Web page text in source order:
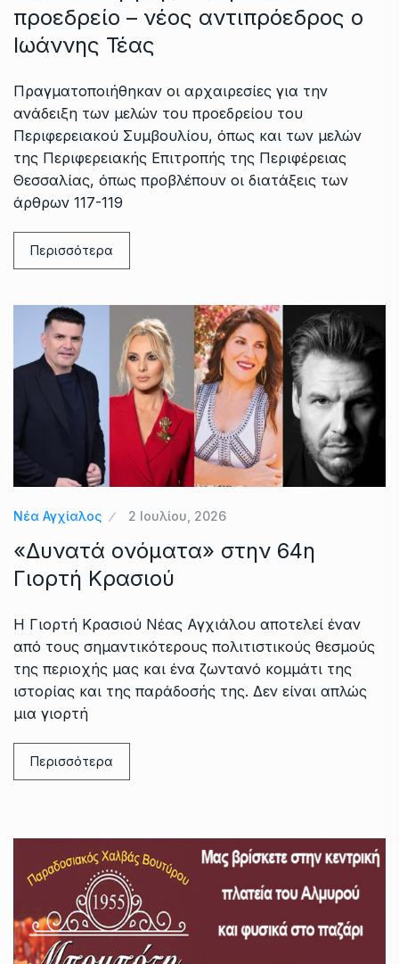
προεδρείο – νέος αντιπρόεδρος ο
Ιωάννης Τέας
Πραγματοποιήθηκαν οι αρχαιρεσίες για την
ανάδειξη των μελών του προεδρείου του
Περιφερειακού Συμβουλίου, όπως και των μελών
της Περιφερειακής Επιτροπής της Περιφέρειας
Θεσσαλίας, όπως προβλέπουν οι διατάξεις των
άρθρων 117-119
Περισσότερα
Νέα Αγχίαλος 2 Ιουλίου, 2026
«Δυνατά ονόματα» στην 64η
Γιορτή Κρασιού
Η Γιορτή Κρασιού Νέας Αγχιάλου αποτελεί έναν
από τους σημαντικότερους πολιτιστικούς θεσμούς
της περιοχής μας και ένα ζωντανό κομμάτι της
ιστορίας και της παράδοσής της. Δεν είναι απλώς
μια γιορτή
Περισσότερα